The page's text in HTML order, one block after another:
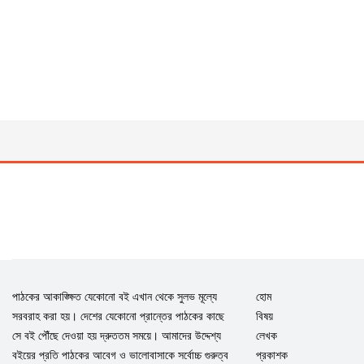
পাঠকের আকাঙ্ক্ষিত যেকোনো বই এখান থেকে সুলভ মূল্যে
সরবরাহ করা হয়। দেশের যেকোনো প্রান্তের পাঠকের কাছে
সে বই পৌঁছে দেওয়া হয় দ্রুততম সময়ে। আমাদের উদ্দেশ্য
বইয়ের প্রতি পাঠকের আবেগ ও ভালোবাসাকে সর্বোচ্চ গুরুত্ব
হোম
বিষয়
লেখক
প্রকাশক